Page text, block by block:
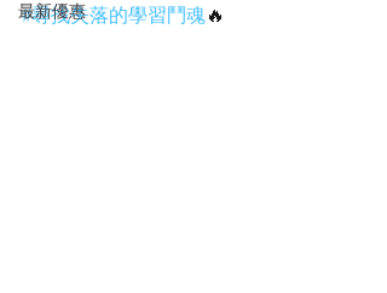
最新優惠
#尋找失落的學習鬥魂🔥